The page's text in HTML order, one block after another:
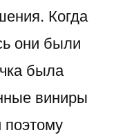
Когда
они были
была
виниры